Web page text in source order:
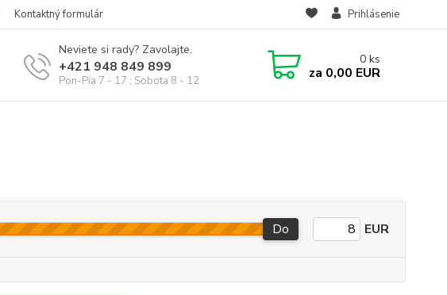
Kontaktný formulár Prihlásenie
Neviete si rady? Zavolajte.
+421 948 849 899
Pon-Pia 7 - 17 ; Sobota 8 - 12
0 ks
za 0,00 EUR
Do EUR